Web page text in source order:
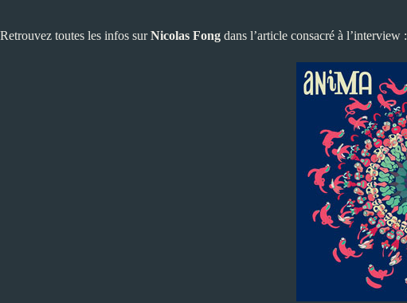
Retrouvez toutes les infos surNicolas Fong dans l’article consacré à l’interview :